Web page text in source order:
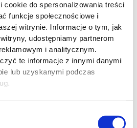
cookie do spersonalizowania treści
funkcje społecznościowe i
witrynie. Informacje o tym, jak
udostępniamy partnerom
i analitycznym.
te informacje z innymi danymi
lub uzyskanymi podczas
SKU,
nazwy,
odpowiada wielu ofertom
wystawiona ręcznie,
parametrów niż sklep.
oferty.